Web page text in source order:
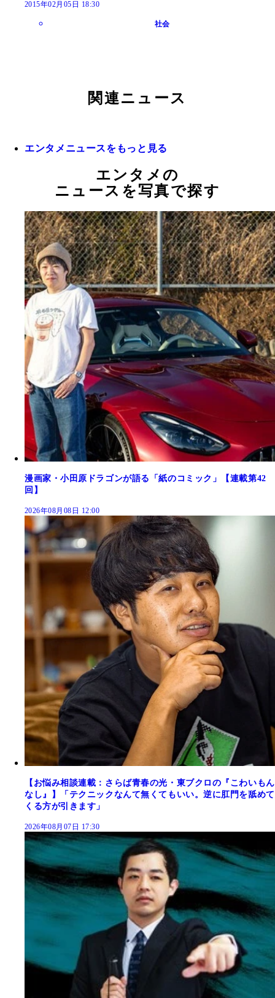
2015年02月05日 18:30
社会
関連ニュース
エンタメニュースをもっと見る
エンタメの
ニュースを写真で探す
漫画家・小田原ドラゴンが語る「紙のコミック」【連載第42
回】
2026年08月08日 12:00
【お悩み相談連載：さらば青春の光・東ブクロの『こわいもん
なし』】「テクニックなんて無くてもいい。逆に肛門を舐めて
くる方が引きます」
2026年08月07日 17:30